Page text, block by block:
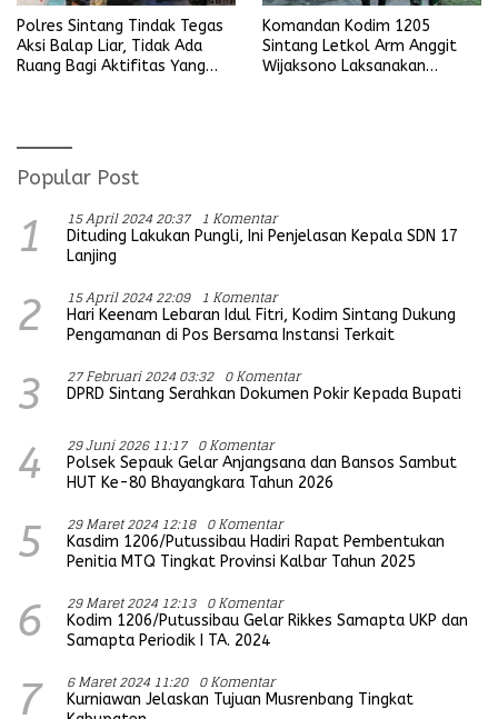
Polres Sintang Tindak Tegas
Aksi Balap Liar, Tidak Ada
Ruang Bagi Aktifitas Yang
Komandan Kodim 1205
Sintang Letkol Arm Anggit
Wijaksono Laksanakan
Popular Post
1 15 April 2024 20:37 1 Komentar
Dituding Lakukan Pungli, Ini Penjelasan Kepala SDN 17
Lanjing
2 15 April 2024 22:09 1 Komentar
Hari Keenam Lebaran Idul Fitri, Kodim Sintang Dukung
Pengamanan di Pos Bersama Instansi Terkait
3 27 Februari 2024 03:32 0 Komentar
DPRD Sintang Serahkan Dokumen Pokir Kepada Bupati
4 29 Juni 2026 11:17 0 Komentar
Polsek Sepauk Gelar Anjangsana dan Bansos Sambut
HUT Ke-80 Bhayangkara Tahun 2026
5 29 Maret 2024 12:18 0 Komentar
Kasdim 1206/Putussibau Hadiri Rapat Pembentukan
Penitia MTQ Tingkat Provinsi Kalbar Tahun 2025
6 29 Maret 2024 12:13 0 Komentar
Kodim 1206/Putussibau Gelar Rikkes Samapta UKP dan
Samapta Periodik I TA. 2024
7 6 Maret 2024 11:20 0 Komentar
Kurniawan Jelaskan Tujuan Musrenbang Tingkat